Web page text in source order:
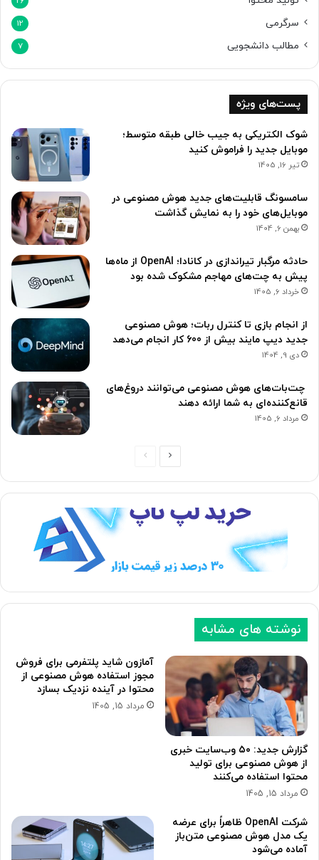
سرگرمی 12
مطالب دانشجویی 7
پست‌های ویژه
شوک الکتریکی به جیب خالی طبقه متوسط؛
موبایل جدید را فراموش کنید
تیر 16, 1405
سامسونگ قابلیت‌های جدید هوش‌ مصنوعی در
موبایل‌های خود را به نمایش گذاشت
بهمن 6, 1404
حادثه مرگبار تیراندازی در کانادا؛ OpenAI از ماه‌ها
پیش به چت‌های مهاجم مشکوک شده بود
خرداد 6, 1405
از انجام بازی تا کنترل ربات؛ هوش مصنوعی
جدید دیپ مایند بیش از 600 کار انجام می‌دهد
دی 9, 1404
چت‌بات‌های هوش مصنوعی می‌توانند دروغ‌های
قانع‌کننده‌ای به شما ارائه دهند
مرداد 6, 1405
ح
ه
ی
ح
ه
ی
نوشته های مشابه
گزارش جدید: ۵۰ وب‌سایت خبری
از هوش مصنوعی برای تولید
محتوا استفاده می‌کنند
مرداد 15, 1405
آمازون شاید پلتفرمی برای فروش
مجوز استفاده هوش مصنوعی از
محتوا در آینده نزدیک بسازد
مرداد 15, 1405
شرکت OpenAI ظاهراً برای عرضه
یک مدل هوش مصنوعی متن‌باز
آماده می‌شود